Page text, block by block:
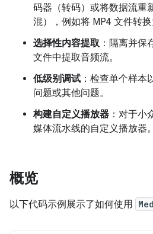
码器（转码）或将数据流重
混），例如将 MP4 文件转换
选择性内容提取：隔离并保
文件中提取音频流。
低级别调试 ：检查单个样
问题或其他问题。
构建自定义播放器 ：对于小
媒体流水线的自定义播放器。
概览
以下代码示例展示了如何使用